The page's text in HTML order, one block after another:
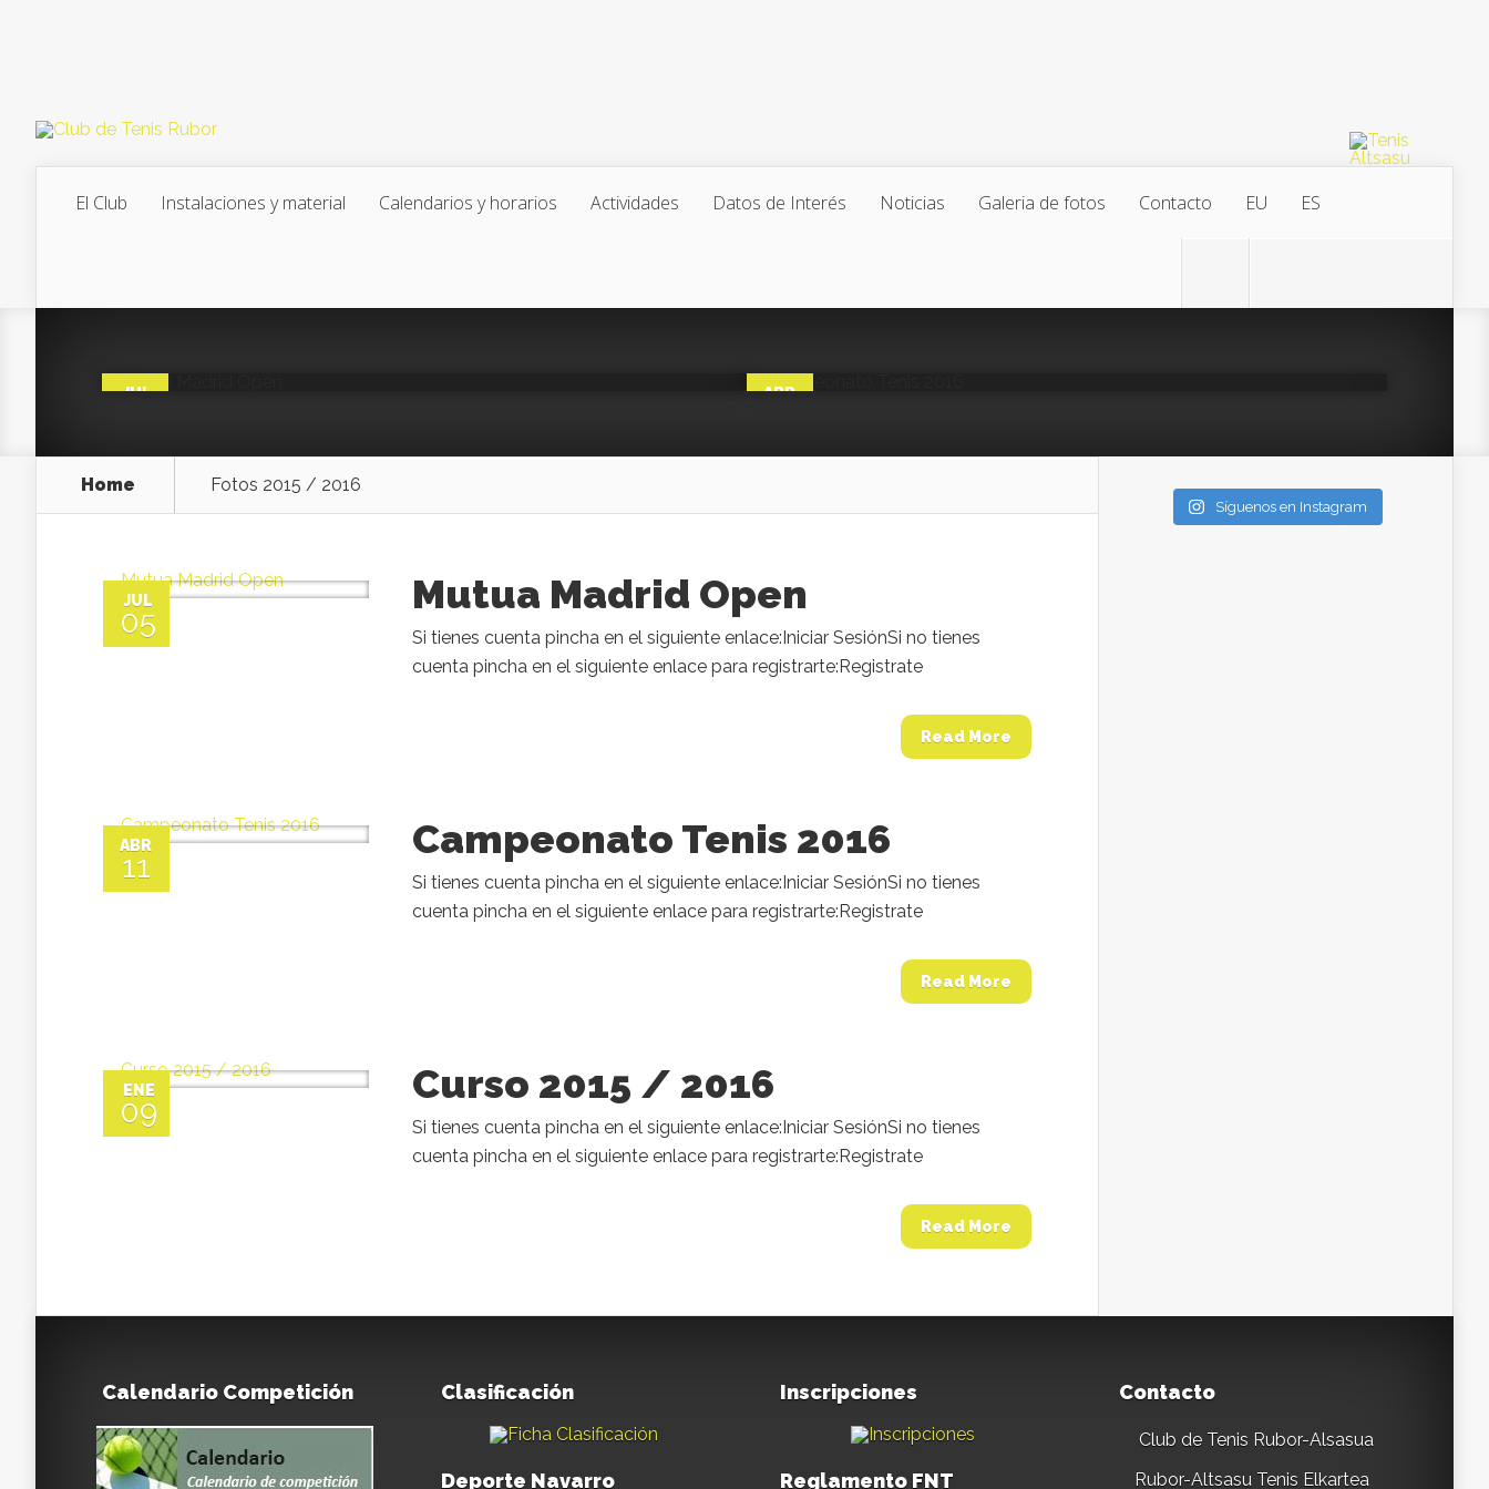
El Club Instalaciones y material Calendarios y horarios Actividades Datos de Interés Noticias Galeria de fotos Contacto EU ES
JUL ABR
Campeonato Tenis 2016
Home Fotos 2015 / 2016
JUL
05
Mutua Madrid Open
Si tienes cuenta pincha en el siguiente enlace:Iniciar SesiónSi no tienes
cuenta pincha en el siguiente enlace para registrarte:Registrate
Read More
ABR
11
Campeonato Tenis 2016
Si tienes cuenta pincha en el siguiente enlace:Iniciar SesiónSi no tienes
cuenta pincha en el siguiente enlace para registrarte:Registrate
Read More
ENE
09
Curso 2015 / 2016
Si tienes cuenta pincha en el siguiente enlace:Iniciar SesiónSi no tienes
cuenta pincha en el siguiente enlace para registrarte:Registrate
Read More
Síguenos en Instagram
Calendario Competición Clasificación
Deporte Navarro
Inscripciones
Reglamento FNT
Contacto
Club de Tenis Rubor-Alsasua
Rubor-Altsasu Tenis Elkartea